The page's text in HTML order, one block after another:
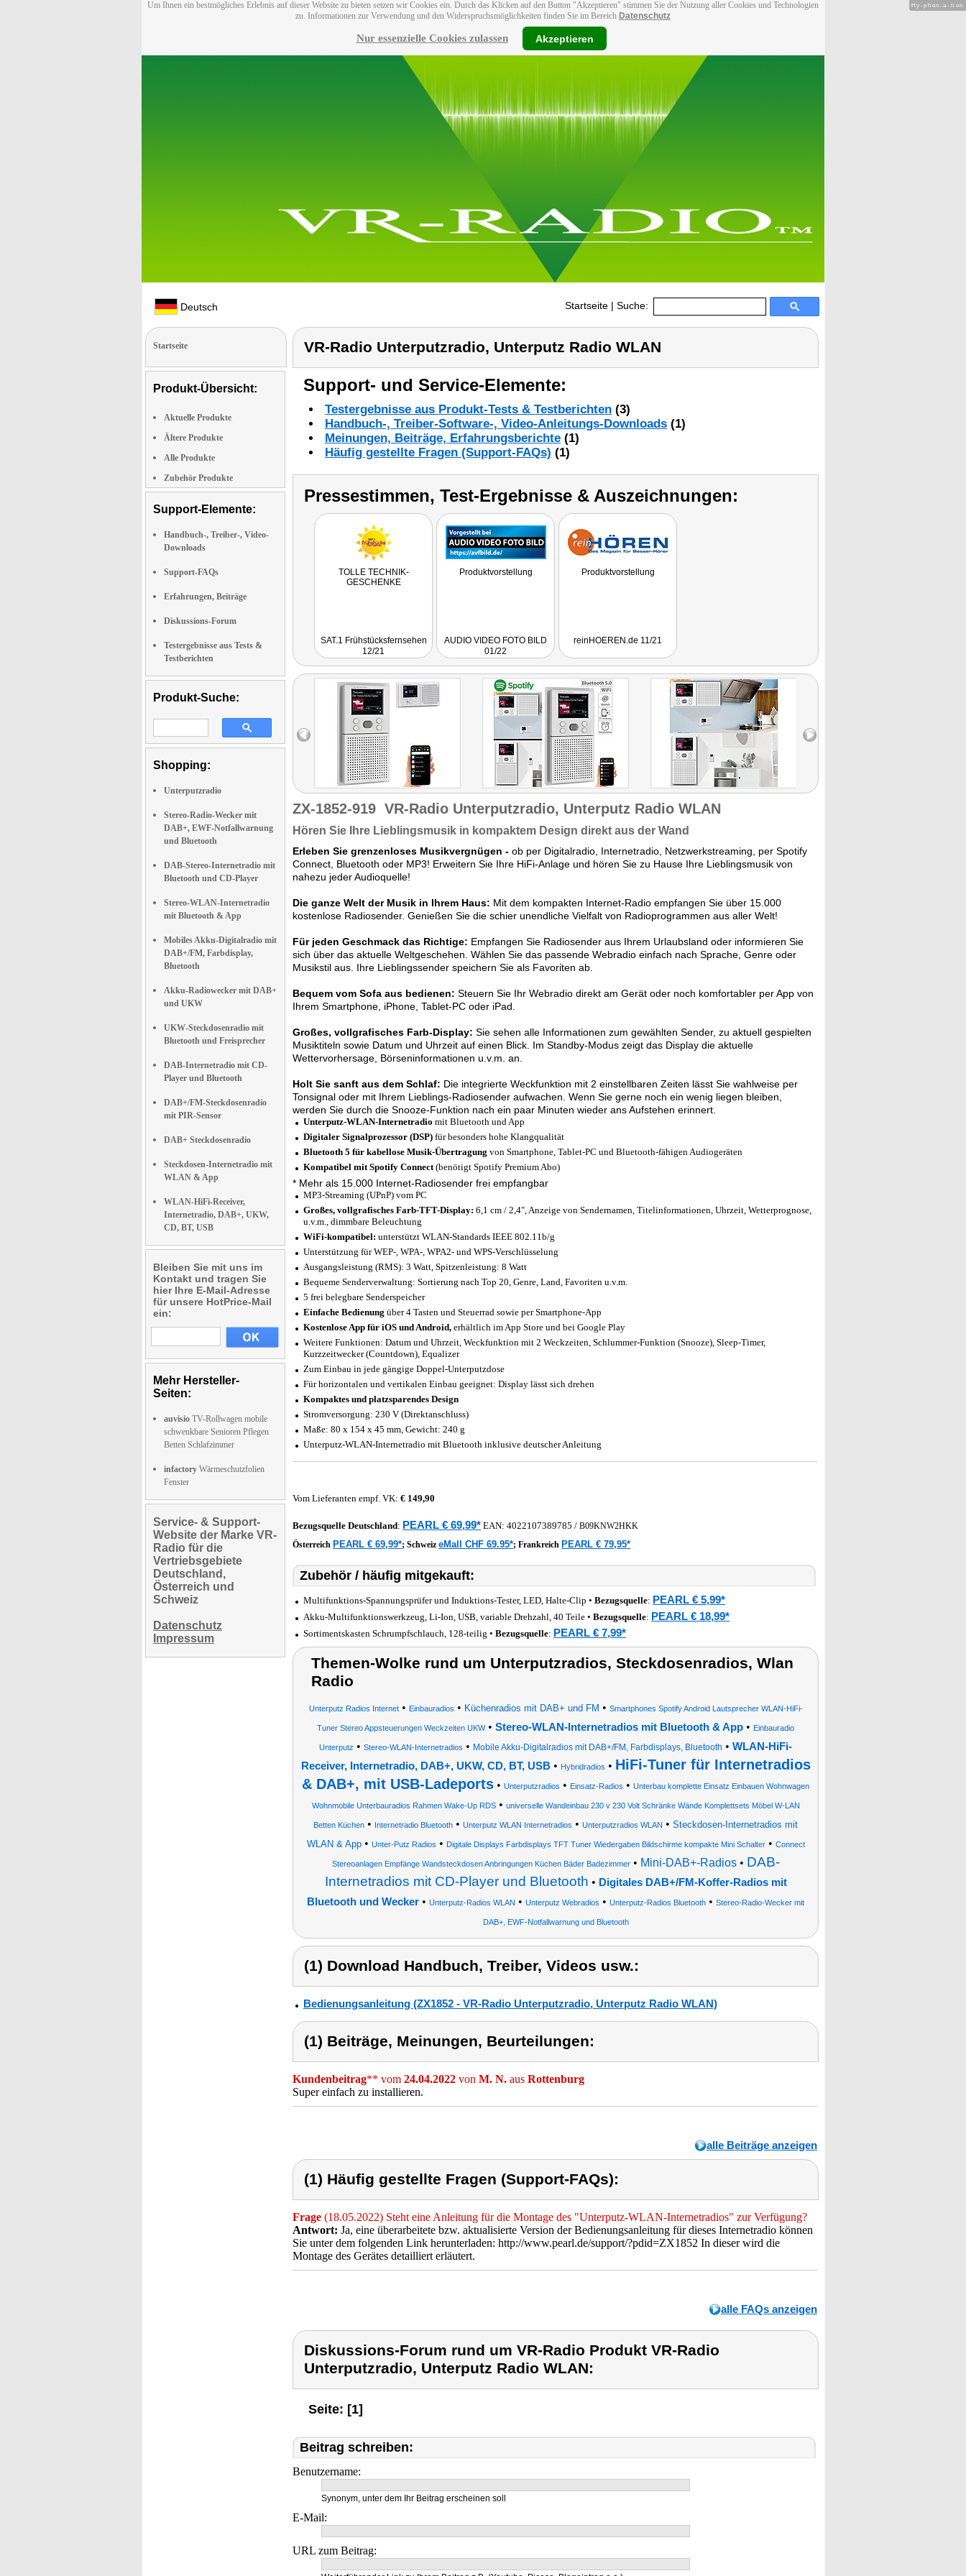
Um Ihnen ein bestmögliches Erlebnis auf dieser Website zu bieten setzen wir Cookies ein. Durch das Klicken auf den Button "Akzeptieren" stimmen Sie der Nutzung aller Cookies und Technologien
zu. Informationen zur Verwendung und den Widerspruchsmöglichkeiten finden Sie im Bereich Datenschutz
Nur essenzielle Cookies zulassen Akzeptieren
Deutsch Startseite | Suche:
Startseite
Produkt-Übersicht:
Aktuelle Produkte
Ältere Produkte
Alle Produkte
Zubehör Produkte
Support-Elemente:
Handbuch-, Treiber-, Video-
Downloads
Support-FAQs
Erfahrungen, Beiträge
Diskussions-Forum
Testergebnisse aus Tests &
Testberichten
Produkt-Suche:
Shopping:
Unterputzradio
Stereo-Radio-Wecker mit
DAB+, EWF-Notfallwarnung
und Bluetooth
DAB-Stereo-Internetradio mit
Bluetooth und CD-Player
Stereo-WLAN-Internetradio
mit Bluetooth & App
Mobiles Akku-Digitalradio mit
DAB+/FM, Farbdisplay,
Bluetooth
Akku-Radiowecker mit DAB+
und UKW
UKW-Steckdosenradio mit
Bluetooth und Freisprecher
DAB-Internetradio mit CD-
Player und Bluetooth
DAB+/FM-Steckdosenradio
mit PIR-Sensor
DAB+ Steckdosenradio
Steckdosen-Internetradio mit
WLAN & App
WLAN-HiFi-Receiver,
Internetradio, DAB+, UKW,
CD, BT, USB
Bleiben Sie mit uns im
Kontakt und tragen Sie
hier Ihre E-Mail-Adresse
für unsere HotPrice-Mail
ein:
Mehr Hersteller-
Seiten:
auvisio TV-Rollwagen mobile
schwenkbare Senioren Pflegen
Betten Schlafzimmer
infactory Wärmeschutzfolien
Fenster
Service- & Support-
Website der Marke VR-
Radio für die
Vertriebsgebiete
Deutschland,
Österreich und
Schweiz
Datenschutz
Impressum
VR-Radio Unterputzradio, Unterputz Radio WLAN
Support- und Service-Elemente:
Testergebnisse aus Produkt-Tests & Testberichten (3)
Handbuch-, Treiber-Software-, Video-Anleitungs-Downloads (1)
Meinungen, Beiträge, Erfahrungsberichte (1)
Häufig gestellte Fragen (Support-FAQs) (1)
Pressestimmen, Test-Ergebnisse & Auszeichnungen:
TOLLE TECHNIK-
GESCHENKE
SAT.1 Frühstücksfernsehen
12/21
Produktvorstellung
AUDIO VIDEO FOTO BILD
01/22
Produktvorstellung
reinHOEREN.de 11/21
ZX-1852-919 VR-Radio Unterputzradio, Unterputz Radio WLAN
Hören Sie Ihre Lieblingsmusik in kompaktem Design direkt aus der Wand
Erleben Sie grenzenloses Musikvergnügen - ob per Digitalradio, Internetradio, Netzwerkstreaming, per Spotify
Connect, Bluetooth oder MP3! Erweitern Sie Ihre HiFi-Anlage und hören Sie zu Hause Ihre Lieblingsmusik von
nahezu jeder Audioquelle!
Die ganze Welt der Musik in Ihrem Haus: Mit dem kompakten Internet-Radio empfangen Sie über 15.000
kostenlose Radiosender. Genießen Sie die schier unendliche Vielfalt von Radioprogrammen aus aller Welt!
Für jeden Geschmack das Richtige: Empfangen Sie Radiosender aus Ihrem Urlaubsland oder informieren Sie
sich über das aktuelle Weltgeschehen. Wählen Sie das passende Webradio einfach nach Sprache, Genre oder
Musikstil aus. Ihre Lieblingssender speichern Sie als Favoriten ab.
Bequem vom Sofa aus bedienen: Steuern Sie Ihr Webradio direkt am Gerät oder noch komfortabler per App von
Ihrem Smartphone, iPhone, Tablet-PC oder iPad.
Großes, vollgrafisches Farb-Display: Sie sehen alle Informationen zum gewählten Sender, zu aktuell gespielten
Musiktiteln sowie Datum und Uhrzeit auf einen Blick. Im Standby-Modus zeigt das Display die aktuelle
Wettervorhersage, Börseninformationen u.v.m. an.
Holt Sie sanft aus dem Schlaf: Die integrierte Weckfunktion mit 2 einstellbaren Zeiten lässt Sie wahlweise per
Tonsignal oder mit Ihrem Lieblings-Radiosender aufwachen. Wenn Sie gerne noch ein wenig liegen bleiben,
werden Sie durch die Snooze-Funktion nach ein paar Minuten wieder ans Aufstehen erinnert.
Unterputz-WLAN-Internetradio mit Bluetooth und App
Digitaler Signalprozessor (DSP) für besonders hohe Klangqualität
Bluetooth 5 für kabellose Musik-Übertragung von Smartphone, Tablet-PC und Bluetooth-fähigen Audiogeräten
Kompatibel mit Spotify Connect(benötigt Spotify Premium Abo)
* Mehr als 15.000 Internet-Radiosender frei empfangbar
MP3-Streaming (UPnP) vom PC
Großes, vollgrafisches Farb-TFT-Display: 6,1 cm / 2,4", Anzeige von Sendernamen, Titelinformationen, Uhrzeit, Wetterprognose,
u.v.m., dimmbare Beleuchtung
WiFi-kompatibel: unterstützt WLAN-Standards IEEE 802.11b/g
Unterstützung für WEP-, WPA-, WPA2- und WPS-Verschlüsselung
Ausgangsleistung (RMS): 3 Watt, Spitzenleistung: 8 Watt
Bequeme Senderverwaltung: Sortierung nach Top 20, Genre, Land, Favoriten u.v.m.
5 frei belegbare Senderspeicher
Einfache Bedienung über 4 Tasten und Steuerrad sowie per Smartphone-App
Kostenlose App für iOS und Android, erhältlich im App Store und bei Google Play
Weitere Funktionen: Datum und Uhrzeit, Weckfunktion mit 2 Weckzeiten, Schlummer-Funktion (Snooze), Sleep-Timer,
Kurzzeitwecker (Countdown), Equalizer
Zum Einbau in jede gängige Doppel-Unterputzdose
Für horizontalen und vertikalen Einbau geeignet: Display lässt sich drehen
Kompaktes und platzsparendes Design
Stromversorgung: 230 V (Direktanschluss)
Maße: 80 x 154 x 45 mm, Gewicht: 240 g
Unterputz-WLAN-Internetradio mit Bluetooth inklusive deutscher Anleitung
Vom Lieferanten empf. VK: € 149,90
Bezugsquelle Deutschland: PEARL € 69,99* EAN: 4022107389785 / B09KNW2HKK
Österreich PEARL € 69,99*; Schweiz eMall CHF 69.95*; Frankreich PEARL € 79,95*
Zubehör / häufig mitgekauft:
Multifunktions-Spannungsprüfer und Induktions-Tester, LED, Halte-Clip • Bezugsquelle: PEARL € 5,99*
Akku-Multifunktionswerkzeug, Li-Ion, USB, variable Drehzahl, 40 Teile • Bezugsquelle: PEARL € 18,99*
Sortimentskasten Schrumpfschlauch, 128-teilig • Bezugsquelle: PEARL € 7,99*
Themen-Wolke rund um Unterputzradios, Steckdosenradios, Wlan
Radio
Unterputz Radios Internet• Einbauradios • Küchenradios mit DAB+ und FM • Smartphones Spotify Android Lautsprecher WLAN-HiFi-
Tuner Stereo Appsteuerungen Weckzeiten UKW• Stereo-WLAN-Internetradios mit Bluetooth & App • Einbauradio
Unterputz • Stereo-WLAN-Internetradios • Mobile Akku-Digitalradios mit DAB+/FM, Farbdisplays, Bluetooth • WLAN-HiFi-
Receiver, Internetradio, DAB+, UKW, CD, BT, USB• Hybridradios • HiFi-Tuner für Internetradios
& DAB+, mit USB-Ladeports • Unterputzradios • Einsatz-Radios • Unterbau komplette Einsatz Einbauen Wohnwagen
Wohnmobile Unterbauradios Rahmen Wake-Up RDS• universelle Wandeinbau 230 v 230 Volt Schränke Wände Komplettsets Möbel W-LAN
Betten Küchen • Internetradio Bluetooth • Unterputz WLAN Internetradios • Unterputzradios WLAN • Steckdosen-Internetradios mit
WLAN & App• Unter-Putz Radios • Digitale Displays Farbdisplays TFT Tuner Wiedergaben Bildschirme kompakte Mini Schalter• Connect
Stereoanlagen Empfänge Wandsteckdosen Anbringungen Küchen Bäder Badezimmer• Mini-DAB+-Radios• DAB-
Internetradios mit CD-Player und Bluetooth • Digitales DAB+/FM-Koffer-Radios mit
Bluetooth und Wecker • Unterputz-Radios WLAN • Unterputz Webradios • Unterputz-Radios Bluetooth • Stereo-Radio-Wecker mit
DAB+, EWF-Notfallwarnung und Bluetooth
(1) Download Handbuch, Treiber, Videos usw.:
Bedienungsanleitung (ZX1852 - VR-Radio Unterputzradio, Unterputz Radio WLAN)
(1) Beiträge, Meinungen, Beurteilungen:
Kundenbeitrag** vom 24.04.2022 von M. N. aus Rottenburg
Super einfach zu installieren.
alle Beiträge anzeigen
(1) Häufig gestellte Fragen (Support-FAQs):
Frage (18.05.2022) Steht eine Anleitung für die Montage des "Unterputz-WLAN-Internetradios" zur Verfügung?
Antwort: Ja, eine überarbeitete bzw. aktualisierte Version der Bedienungsanleitung für dieses Internetradio können
Sie unter dem folgenden Link herunterladen: http://www.pearl.de/support/?pdid=ZX1852 In dieser wird die
Montage des Gerätes detailliert erläutert.
alle FAQs anzeigen
Diskussions-Forum rund um VR-Radio Produkt VR-Radio
Unterputzradio, Unterputz Radio WLAN:
Seite: [1]
Beitrag schreiben:
Benutzername:
Synonym, unter dem Ihr Beitrag erscheinen soll
E-Mail:
URL zum Beitrag:
Hy-phen-a-tion